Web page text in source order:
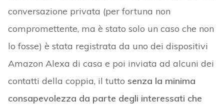
conversazione privata (per fortuna non
compromettente, ma è stato solo un caso che non
lo fosse) è stata registrata da uno dei dispositivi
Amazon Alexa di casa e poi inviata ad alcuni dei
contatti della coppia, il tutto senza la minima
consapevolezza da parte degli interessati che